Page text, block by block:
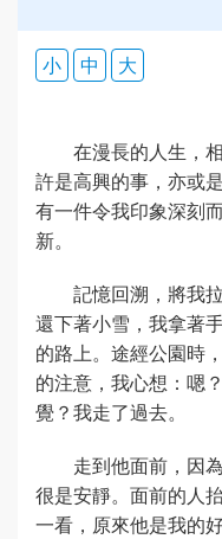
小 中 大
在漫長的人生，
許是高興的事，亦或
有一件令我印象深刻
新。
記憶回溯，將我
還下著小雪，我拿著
的路上。途經公園時
的注意，我心想：嗯
覺？我走了過去。
走到他面前，因
很是安靜。面前的人
一看，原來他是我的